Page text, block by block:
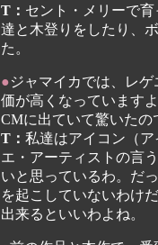
T： セント・メリーで
達と木登りをしたり、
た。
●ジャマイカでは、レ
価が高くなっています
CMに出ていて驚いたの
T： 私達はアイコン（
エ・アーティストの言
いと思っているわ。だ
を起こしていないわけ
出来るといいわよね。